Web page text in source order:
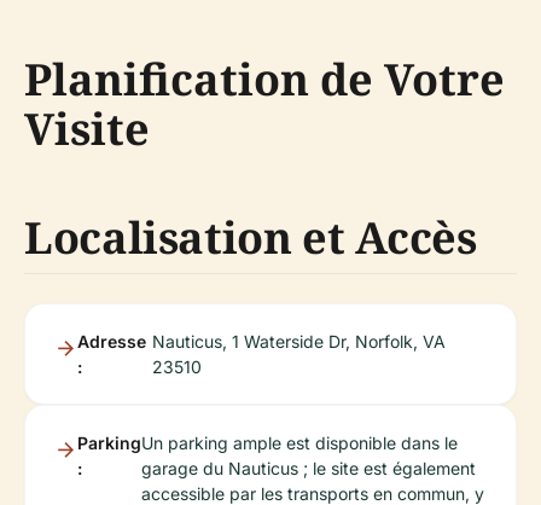
Planification de Votre
Visite
Localisation et Accès
Adresse
:
Nauticus, 1 Waterside Dr, Norfolk, VA
23510
Parking
:
Un parking ample est disponible dans le
garage du Nauticus ; le site est également
accessible par les transports en commun, y